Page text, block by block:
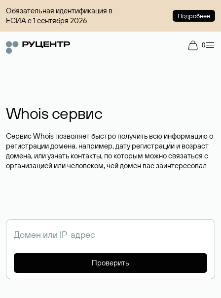
Обязательная идентификация в
ЕСИА с 1 сентября 2026
Подробнее
0
Whois сервис
Сервис Whois позволяет быстро получить всю информацию о
регистрации домена, например, дату регистрации и возраст
домена, или узнать контакты, по которым можно связаться с
организацией или человеком, чей домен вас заинтересовал.
Проверить